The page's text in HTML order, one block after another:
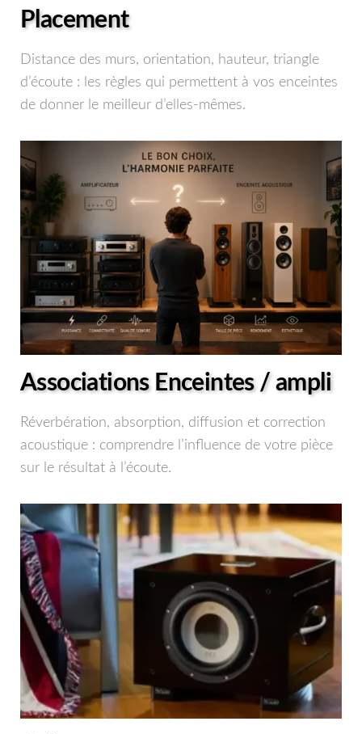
Placement
Distance des murs, orientation, hauteur, triangle
d’écoute : les règles qui permettent à vos enceintes
de donner le meilleur d’elles-mêmes.
Associations Enceintes / ampli
Réverbération, absorption, diffusion et correction
acoustique : comprendre l’influence de votre pièce
sur le résultat à l’écoute.